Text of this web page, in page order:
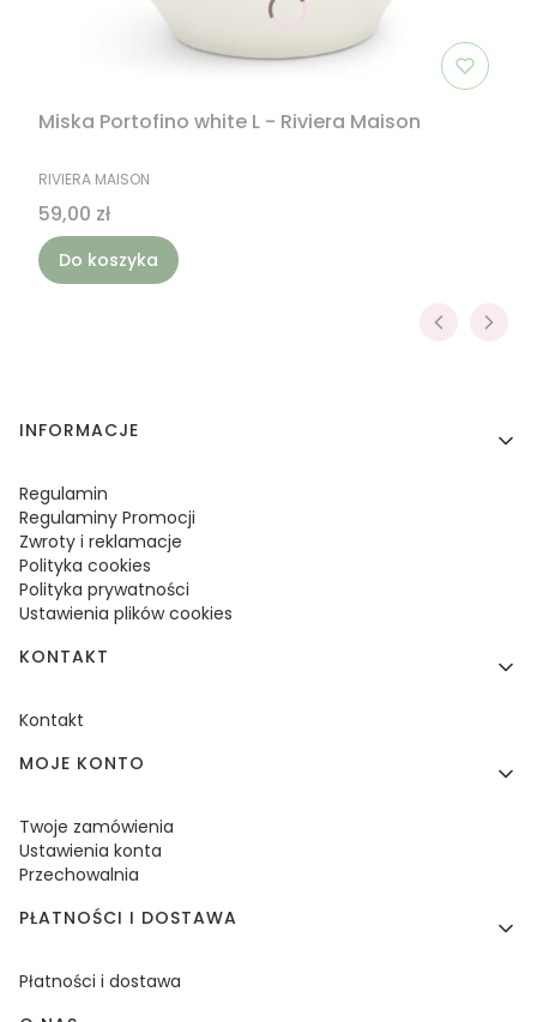
Miska Portofino white L - Riviera Maison
PRODUCENT
RIVIERA MAISON
Cena
59,00 zł
Do koszyka
Linki w stopce
INFORMACJE
Regulamin
Regulaminy Promocji
Zwroty i reklamacje
Polityka cookies
Polityka prywatności
Ustawienia plików cookies
KONTAKT
Kontakt
MOJE KONTO
Twoje zamówienia
Ustawienia konta
Przechowalnia
PŁATNOŚCI I DOSTAWA
Płatności i dostawa